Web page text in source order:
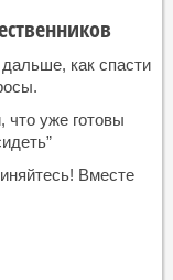
как спасти
уже готовы
Вместе